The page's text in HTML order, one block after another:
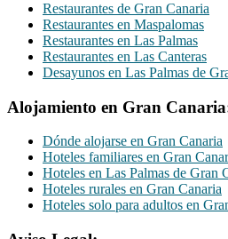
Restaurantes de Gran Canaria
Restaurantes en Maspalomas
Restaurantes en Las Palmas
Restaurantes en Las Canteras
Desayunos en Las Palmas de
Alojamiento en Gran
Dónde alojarse en Gran Canaria
Hoteles familiares en Gran
Hoteles en Las Palmas de Gran
Hoteles rurales en Gran Canaria
Hoteles solo para adultos en